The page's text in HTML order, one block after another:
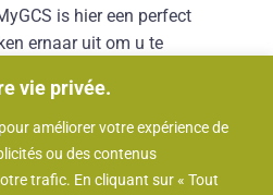
vie privée.
améliorer votre expérience de
ou des contenus
trafic. En cliquant sur « Tout
is hier een perfect
ernaar uit om u te